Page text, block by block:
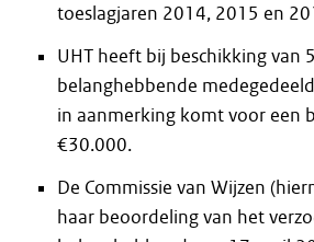
toeslagjaren 2014, 2015 en
UHT heeft bij beschikking van
belanghebbende
in aanmerking komt voor een
€30.000.
De Commissie van Wijzen
haar beoordeling van het